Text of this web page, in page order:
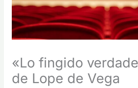
«Lo fingido
de Lope de Vega